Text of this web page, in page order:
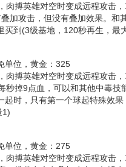
肉搏英雄对空时变成远程攻击
加攻击，但没有叠加效果。和
买到(3级基地，120秒再生，最
单位，黄金：325
肉搏英雄对空时变成远程攻击
秒掉9点血，可以和其他中毒技
起时，只有第一个球起特殊效
1)
单位，黄金：275
肉搏英雄对空时变成远程攻击